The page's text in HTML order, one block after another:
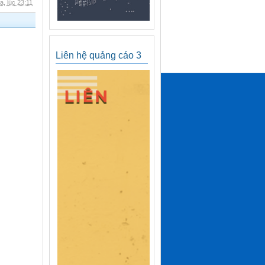
lúc 23:11
Liên hệ quảng cáo 3